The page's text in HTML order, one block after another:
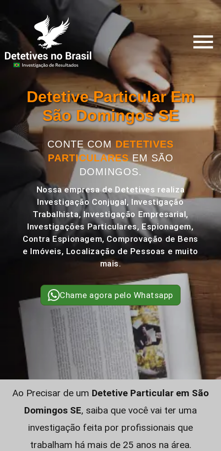
Detetive Particular Em
São Domingos SE
CONTE COM DETETIVES
PARTICULARESEM SÃO
DOMINGOS.
Nossa empresa de Detetives realiza
Investigação Conjugal, Investigação
Trabalhista, Investigação Empresarial,
Investigações Particulares, Espionagem,
Contra Espionagem, Comprovação de Bens
e Imóveis, Localização de Pessoas e muito
mais.
Chame agora pelo Whatsapp
Ao Precisar de um Detetive Particular em São
Domingos SE, saiba que você vai ter uma
investigação feita por profissionais que
trabalham há mais de 25 anos na área.